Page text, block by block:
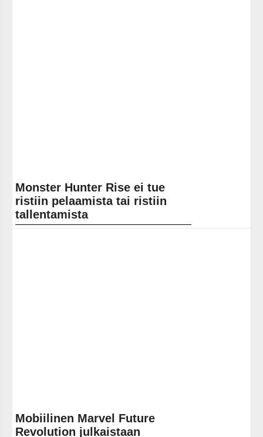
Monster Hunter Rise ei tue
ristiin pelaamista tai ristiin
tallentamista
Mobiilinen Marvel Future
Revolution julkaistaan